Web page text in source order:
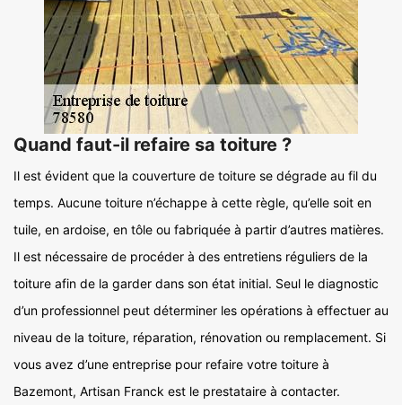
Quand faut-il refaire sa toiture ?
Il est évident que la couverture de toiture se dégrade au fil du
temps. Aucune toiture n’échappe à cette règle, qu’elle soit en
tuile, en ardoise, en tôle ou fabriquée à partir d’autres matières.
Il est nécessaire de procéder à des entretiens réguliers de la
toiture afin de la garder dans son état initial. Seul le diagnostic
d’un professionnel peut déterminer les opérations à effectuer au
niveau de la toiture, réparation, rénovation ou remplacement. Si
vous avez d’une entreprise pour refaire votre toiture à
Bazemont, Artisan Franck est le prestataire à contacter.